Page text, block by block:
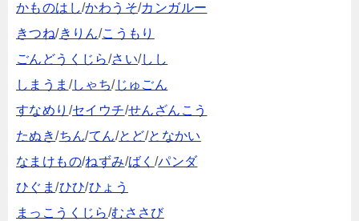
かものはし/かわうそ/カンガルー
きつね/きりん/こうもり
ごんどうくじら/さい/しし
しまうま /しゃち/じゅごん
すなめり /セイウチ/せんざんこう
たぬき/ちん/てん/とど/となかい
なまけもの/ねずみ/ばく /パンダ
ひぐま/ひひ/ひょう
まっこうくじら/むささび